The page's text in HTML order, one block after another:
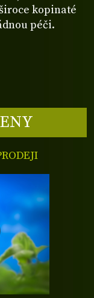
kopinaté
péči.